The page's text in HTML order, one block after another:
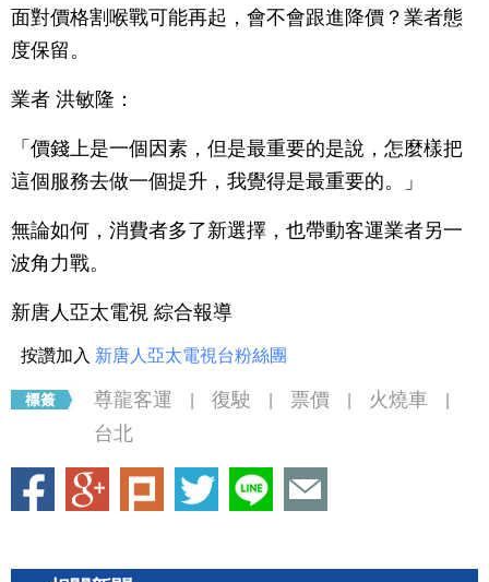
面對價格割喉戰可能再起，會不會跟進降價？業者態
度保留。
業者 洪敏隆：
「價錢上是一個因素，但是最重要的是說，怎麼樣把
這個服務去做一個提升，我覺得是最重要的。」
無論如何，消費者多了新選擇，也帶動客運業者另一
波角力戰。
新唐人亞太電視 綜合報導
按讚加入 新唐人亞太電視台粉絲團
尊龍客運 復駛 票價 火燒車
台北